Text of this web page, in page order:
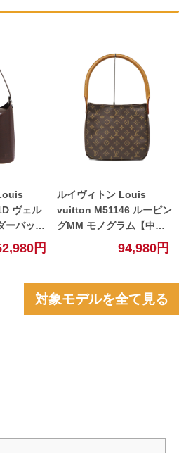
ヴェル
ーバッグ
円
ルイヴィトン Louis
vuitton M51146 ルーピン
グMM モノグラム【中
94,980円
対象モデルを全て見る